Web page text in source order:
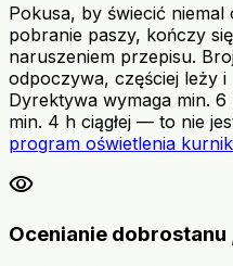
Pokusa, by świecić niemal
pobranie paszy, kończy
naruszeniem przepisu.
odpoczywa, częściej leży
Dyrektywa wymaga min.
min. 4 h ciągłej — to nie
program oświetlenia
visibility
Ocenianie